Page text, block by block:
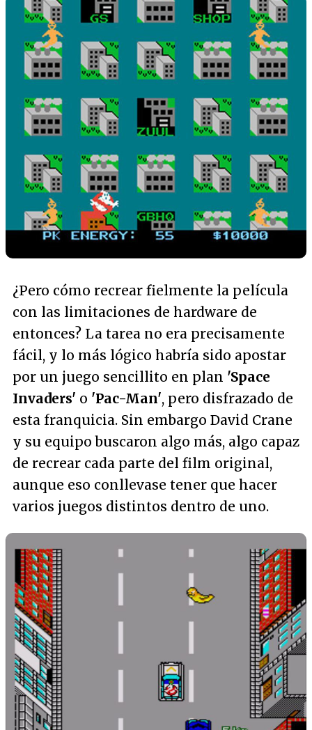
¿Pero cómo recrear fielmente la película
con las limitaciones de hardware de
entonces? La tarea no era precisamente
fácil, y lo más lógico habría sido apostar
por un juego sencillito en plan 'Space
Invaders' o 'Pac-Man', pero disfrazado de
esta franquicia. Sin embargo David Crane
y su equipo buscaron algo más, algo capaz
de recrear cada parte del film original,
aunque eso conllevase tener que hacer
varios juegos distintos dentro de uno.